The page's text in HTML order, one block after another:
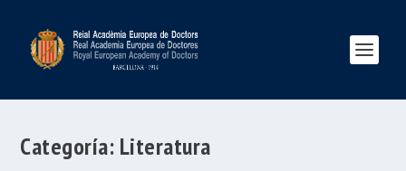
Categoría: Literatura